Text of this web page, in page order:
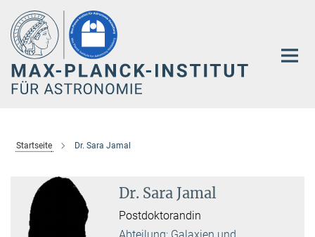
Hauptinhalt
Startseite Dr. Sara Jamal
Dr. Sara Jamal
Postdoktorandin